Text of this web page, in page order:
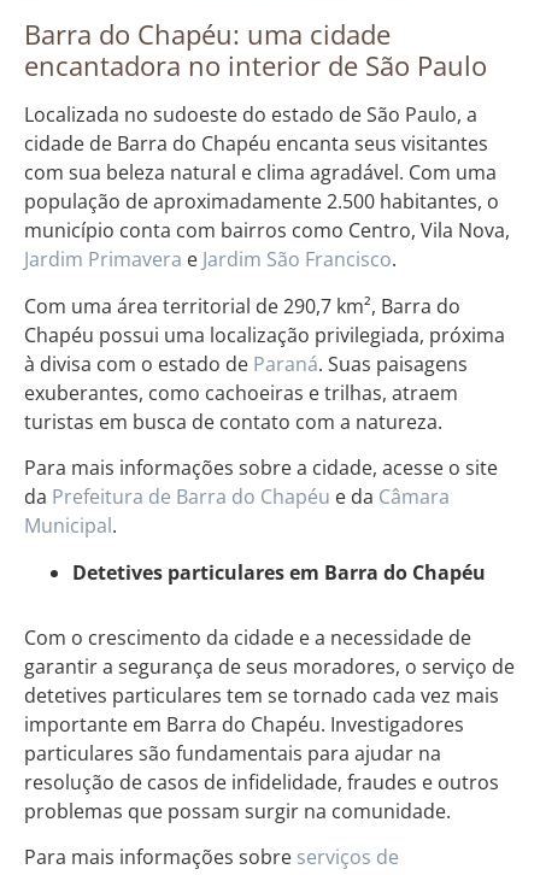
Barra do Chapéu: uma cidade
encantadora no interior de São Paulo
Localizada no sudoeste do estado de São Paulo, a
cidade de Barra do Chapéu encanta seus visitantes
com sua beleza natural e clima agradável. Com uma
população de aproximadamente 2.500 habitantes, o
município conta com bairros como Centro, Vila Nova,
Jardim Primavera e Jardim São Francisco.
Com uma área territorial de 290,7 km², Barra do
Chapéu possui uma localização privilegiada, próxima
à divisa com o estado de Paraná. Suas paisagens
exuberantes, como cachoeiras e trilhas, atraem
turistas em busca de contato com a natureza.
Para mais informações sobre a cidade, acesse o site
da Prefeitura de Barra do Chapéu e da Câmara
Municipal.
Detetives particulares em Barra do Chapéu
Com o crescimento da cidade e a necessidade de
garantir a segurança de seus moradores, o serviço de
detetives particulares tem se tornado cada vez mais
importante em Barra do Chapéu. Investigadores
particulares são fundamentais para ajudar na
resolução de casos de infidelidade, fraudes e outros
problemas que possam surgir na comunidade.
Para mais informações sobre serviços de